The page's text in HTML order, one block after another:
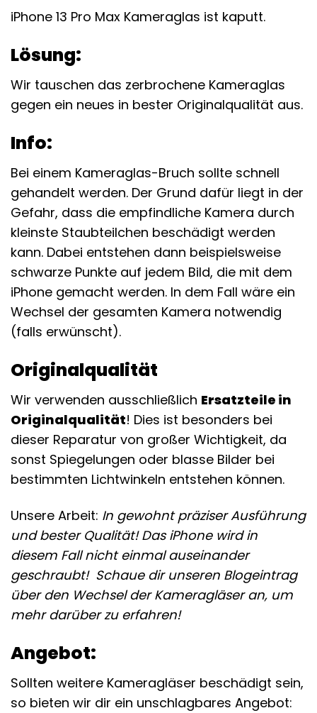
iPhone 13 Pro Max Kameraglas ist kaputt.
Lösung:
Wir tauschen das zerbrochene Kameraglas
gegen ein neues in bester Originalqualität aus.
Info:
Bei einem Kameraglas-Bruch sollte schnell
gehandelt werden. Der Grund dafür liegt in der
Gefahr, dass die empfindliche Kamera durch
kleinste Staubteilchen beschädigt werden
kann. Dabei entstehen dann beispielsweise
schwarze Punkte auf jedem Bild, die mit dem
iPhone gemacht werden. In dem Fall wäre ein
Wechsel der gesamten Kamera notwendig
(falls erwünscht).
Originalqualität
Wir verwenden ausschließlich Ersatzteile in
Originalqualität! Dies ist besonders bei
dieser Reparatur von großer Wichtigkeit, da
sonst Spiegelungen oder blasse Bilder bei
bestimmten Lichtwinkeln entstehen können.
Unsere Arbeit: In gewohnt präziser Ausführung
und bester Qualität! Das iPhone wird in
diesem Fall nicht einmal auseinander
geschraubt! Schaue dir unseren Blogeintrag
über den Wechsel der Kameragläser an, um
mehr darüber zu erfahren!
Angebot:
Sollten weitere Kameragläser beschädigt sein,
so bieten wir dir ein unschlagbares Angebot: